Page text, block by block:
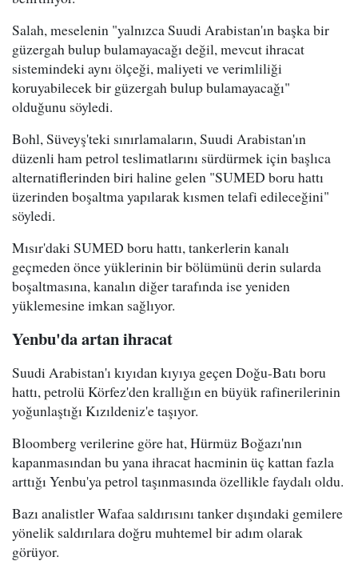
Salah, meselenin "yalnızca Suudi Arabistan'ın başka bir
güzergah bulup bulamayacağı değil, mevcut ihracat
sistemindeki aynı ölçeği, maliyeti ve verimliliği
koruyabilecek bir güzergah bulup bulamayacağı"
olduğunu söyledi.
Bohl, Süveyş'teki sınırlamaların, Suudi Arabistan'ın
düzenli ham petrol teslimatlarını sürdürmek için başlıca
alternatiflerinden biri haline gelen "SUMED boru hattı
üzerinden boşaltma yapılarak kısmen telafi edileceğini"
söyledi.
Mısır'daki SUMED boru hattı, tankerlerin kanalı
geçmeden önce yüklerinin bir bölümünü derin sularda
boşaltmasına, kanalın diğer tarafında ise yeniden
yüklemesine imkan sağlıyor.
Yenbu'da artan ihracat
Suudi Arabistan'ı kıyıdan kıyıya geçen Doğu-Batı boru
hattı, petrolü Körfez'den krallığın en büyük rafinerilerinin
yoğunlaştığı Kızıldeniz'e taşıyor.
Bloomberg verilerine göre hat, Hürmüz Boğazı'nın
kapanmasından bu yana ihracat hacminin üç kattan fazla
arttığı Yenbu'ya petrol taşınmasında özellikle faydalı oldu.
Bazı analistler Wafaa saldırısını tanker dışındaki gemilere
yönelik saldırılara doğru muhtemel bir adım olarak
görüyor.